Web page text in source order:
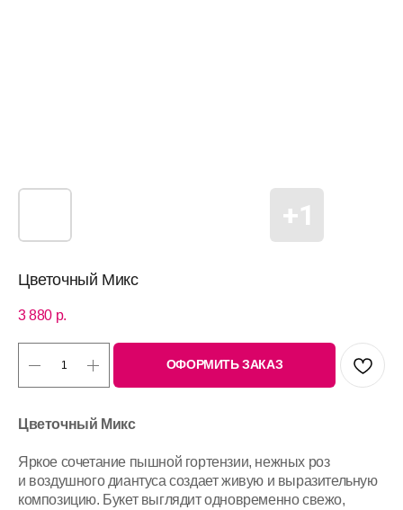
Цветочный Микс
3 880 р.
ОФОРМИТЬ ЗАКАЗ
Цветочный Микс
Яркое сочетание пышной гортензии, нежных роз
и воздушного диантуса создает живую и выразительную
композицию. Букет выглядит одновременно свежо,